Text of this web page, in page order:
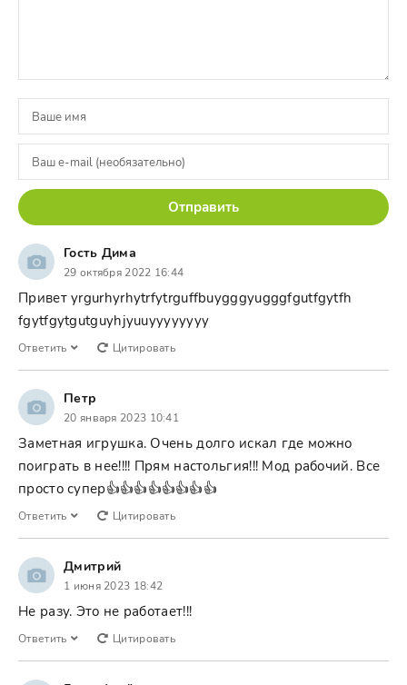
Отправить
Гость Дима
29 октября 2022 16:44
Привет yrgurhyrhytrfytrguffbuygggyugggfgutfgytfh
fgytfgytgutguyhjyuuyyyyyyyy
Ответить Цитировать
Петр
20 января 2023 10:41
Заметная игрушка. Очень долго искал где можно
поиграть в нее!!!! Прям настольгия!!! Мод рабочий. Все
просто супер👍👍👍👍👍👍👍👍
Ответить Цитировать
Дмитрий
1 июня 2023 18:42
Не разу. Это не работает!!!
Ответить Цитировать